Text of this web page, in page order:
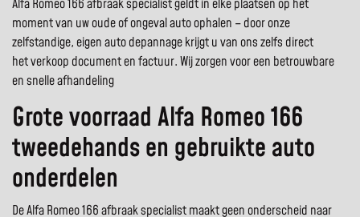
Alfa Romeo 166 afbraak specialist geldt in elke plaatsen op het
moment van uw oude of ongeval auto ophalen – door onze
zelfstandige, eigen auto depannage krijgt u van ons zelfs direct
het verkoop document en factuur. Wij zorgen voor een betrouwbare
en snelle afhandeling
Grote voorraad Alfa Romeo 166
tweedehands en gebruikte auto
onderdelen
De Alfa Romeo 166 afbraak specialist maakt geen onderscheid naar